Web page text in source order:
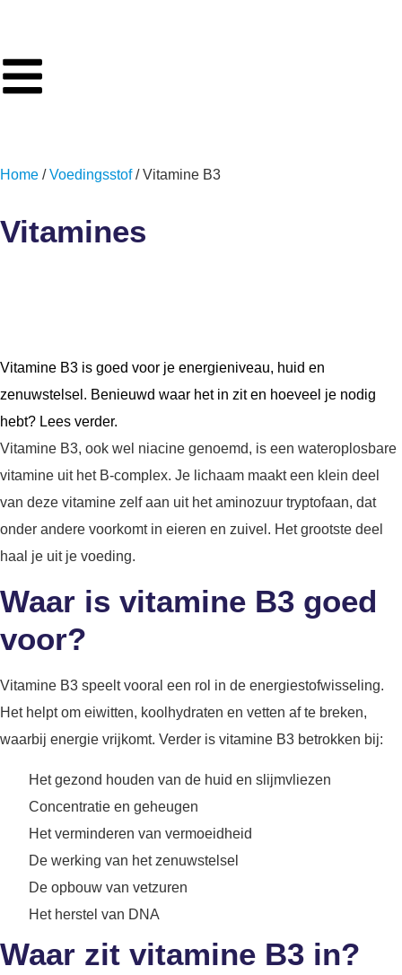
Home /Voedingsstof/ Vitamine B3
Vitamines
Vitamine B3 is goed voor je energieniveau, huid en
zenuwstelsel. Benieuwd waar het in zit en hoeveel je nodig
hebt? Lees verder.
Vitamine B3, ook wel niacine genoemd, is een wateroplosbare
vitamine uit het B-complex. Je lichaam maakt een klein deel
van deze vitamine zelf aan uit het aminozuur tryptofaan, dat
onder andere voorkomt in eieren en zuivel. Het grootste deel
haal je uit je voeding.
Waar is vitamine B3 goed
voor?
Vitamine B3 speelt vooral een rol in de energiestofwisseling.
Het helpt om eiwitten, koolhydraten en vetten af te breken,
waarbij energie vrijkomt. Verder is vitamine B3 betrokken bij:
Het gezond houden van de huid en slijmvliezen
Concentratie en geheugen
Het verminderen van vermoeidheid
De werking van het zenuwstelsel
De opbouw van vetzuren
Het herstel van DNA
Waar zit vitamine B3 in?